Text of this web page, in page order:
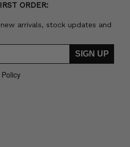
ORDER:
arrivals, stock updates and
SIGN UP